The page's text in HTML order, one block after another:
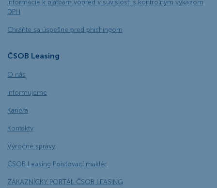
Informácie k platbám vopred v súvislosti s kontrolným výkazom
DPH
Chráňte sa úspešne pred phishingom
ČSOB Leasing
O nás
Informujeme
Kariéra
Kontakty
Výročné správy
ČSOB Leasing Poisťovací maklér
ZÁKAZNÍCKY PORTÁL ČSOB LEASING